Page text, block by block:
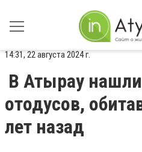
14:31, 22 августа 2024 г.
В Атырау
отодусов,
лет назад